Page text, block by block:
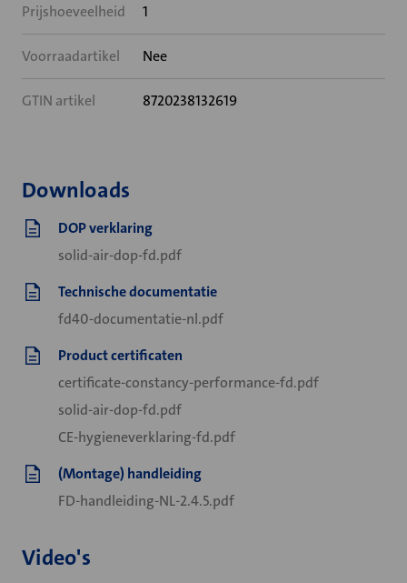
Prijshoeveelheid 1
Voorraadartikel Nee
GTIN artikel 8720238132619
Downloads
DOP verklaring
solid-air-dop-fd.pdf
Technische documentatie
fd40-documentatie-nl.pdf
Product certificaten
certificate-constancy-performance-fd.pdf
solid-air-dop-fd.pdf
CE-hygieneverklaring-fd.pdf
(Montage) handleiding
FD-handleiding-NL-2.4.5.pdf
Video's